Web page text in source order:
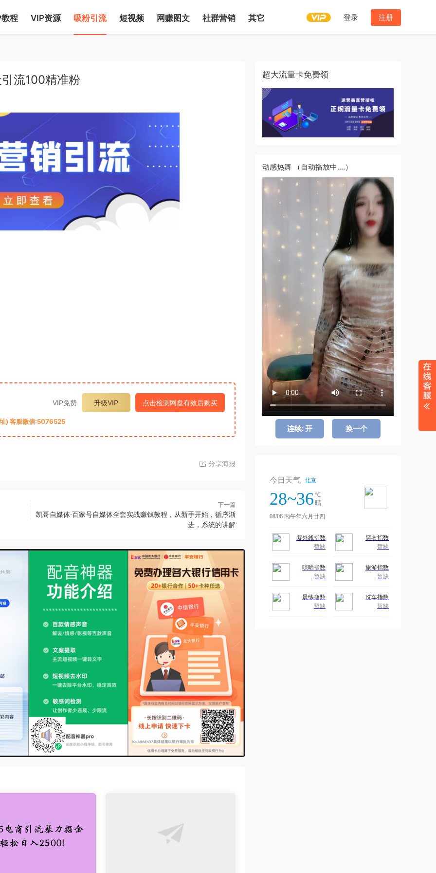
程 VIP资源 吸粉引流 短视频 网赚图文 社群营销 其它 登录 注册
流100精准粉
VIP免费 升级VIP 点击检测网盘有效后购买
) 客服微信:5076525
分享海报
下一篇
凯哥自媒体·百家号自媒体全套实战赚钱教程，从新手开始，循序渐
进，系统的讲解
超大流量卡免费领
动感热舞 （自动播放中....）
连续: 开 换一个